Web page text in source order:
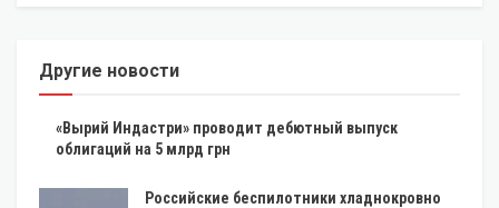
Другие новости
«Вырий Индастри» проводит дебютный выпуск
облигаций на 5 млрд грн
Российские беспилотники хладнокровно